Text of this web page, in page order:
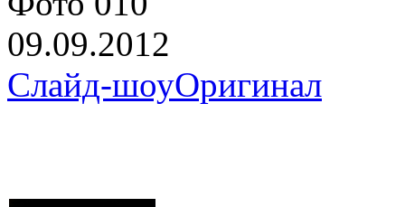
09.09.2012
Слайд-шоуОригинал